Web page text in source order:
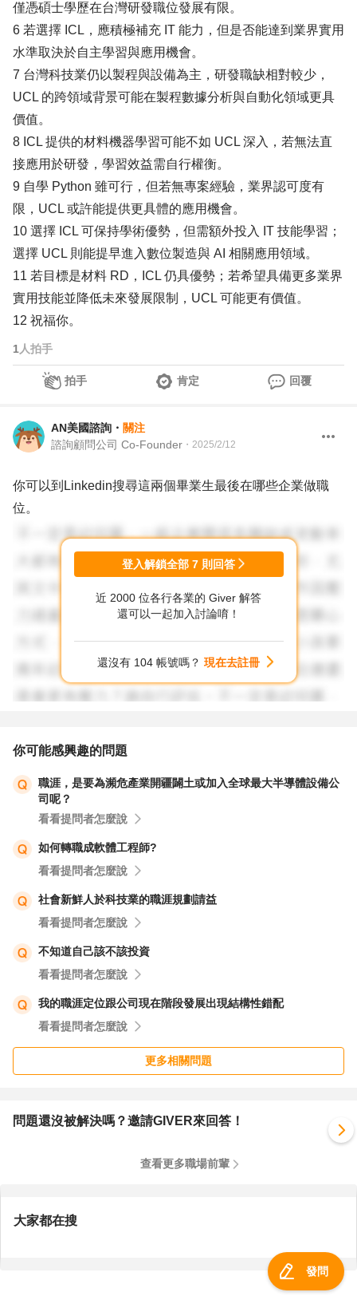
僅憑碩士學歷在台灣研發職位發展有限。
6 若選擇 ICL，應積極補充 IT 能力，但是否能達到業界實用
水準取決於自主學習與應用機會。
7 台灣科技業仍以製程與設備為主，研發職缺相對較少，
UCL 的跨領域背景可能在製程數據分析與自動化領域更具
價值。
8 ICL 提供的材料機器學習可能不如 UCL 深入，若無法直
接應用於研發，學習效益需自行權衡。
9 自學 Python 雖可行，但若無專案經驗，業界認可度有
限，UCL 或許能提供更具體的應用機會。
10 選擇 ICL 可保持學術優勢，但需額外投入 IT 技能學習；
選擇 UCL 則能提早進入數位製造與 AI 相關應用領域。
11 若目標是材料 RD，ICL 仍具優勢；若希望具備更多業界
實用技能並降低未來發展限制，UCL 可能更有價值。
12 祝福你。
1 人拍手
拍手 肯定 回覆
AN美國諮詢 ・ 關注
諮詢顧問公司 Co-Founder ・ 2025/2/12
你可以到Linkedin搜尋這兩個畢業生最後在哪些企業做職
位。
登入解鎖全部 7 則回答
近 2000 位各行各業的 Giver 解答
還可以一起加入討論唷！
還沒有 104 帳號嗎？ 現在去註冊
你可能感興趣的問題
職涯，是要為瀕危產業開疆闢土或加入全球最大半導體設備公
司呢？
看看提問者怎麼說
如何轉職成軟體工程師?
看看提問者怎麼說
社會新鮮人於科技業的職涯規劃請益
看看提問者怎麼說
不知道自己該不該投資
看看提問者怎麼說
我的職涯定位跟公司現在階段發展出現結構性錯配
看看提問者怎麼說
更多相關問題
問題還沒被解決嗎？邀請GIVER來回答！
查看更多職場前輩
大家都在搜
發問